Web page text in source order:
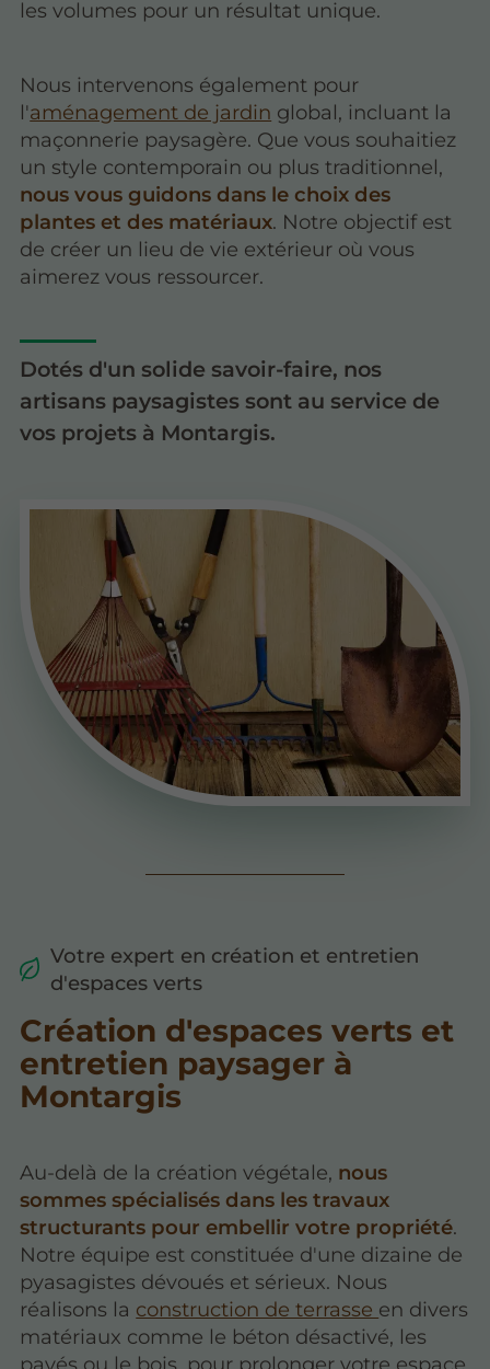
les volumes pour un résultat unique.
Nous intervenons également pour
l'aménagement de jardin global, incluant la
maçonnerie paysagère. Que vous souhaitiez
un style contemporain ou plus traditionnel,
nous vous guidons dans le choix des
plantes et des matériaux. Notre objectif est
de créer un lieu de vie extérieur où vous
aimerez vous ressourcer.
Dotés d'un solide savoir-faire, nos
artisans paysagistes sont au service de
vos projets à Montargis.
Votre expert en création et entretien
d'espaces verts
Création d'espaces verts et
entretien paysager à
Montargis
Au-delà de la création végétale, nous
sommes spécialisés dans les travaux
structurants pour embellir votre propriété.
Notre équipe est constituée d'une dizaine de
pyasagistes dévoués et sérieux. Nous
réalisons la construction de terrasse en divers
matériaux comme le béton désactivé, les
pavés ou le bois, pour prolonger votre espace